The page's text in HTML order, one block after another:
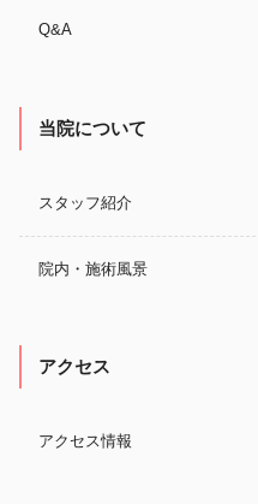
Q&A
当院について
スタッフ紹介
院内・施術風景
アクセス
アクセス情報